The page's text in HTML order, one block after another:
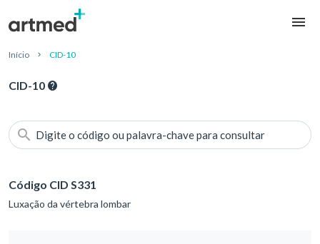
Início CID-10
CID-10
Digite o código ou palavra-chave para consultar
Código CID S331
Luxação da vértebra lombar